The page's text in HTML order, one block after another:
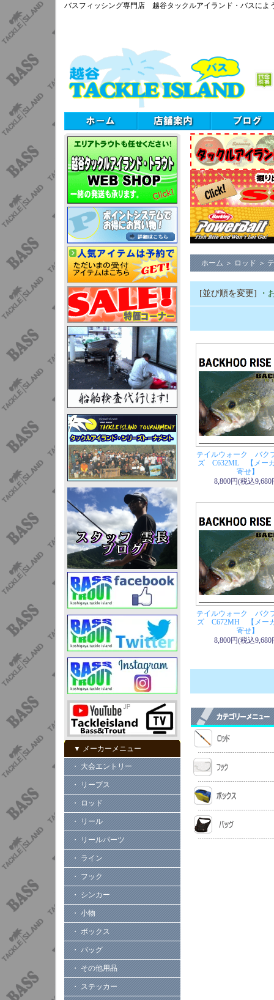
バスフィッシング専門店 越谷タックルアイランド・バスによ
▼ メーカーメニュー
・ 大会エントリー
・ リープス
・ ロッド
・ リール
・ リールパーツ
・ ライン
・ フック
・ シンカー
・ 小物
・ ボックス
・ バッグ
・ その他用品
・ ステッカー
ホーム ＞ ロッド ＞
[並び順を変更] ・
テイルウォーク バク
ズ C632ML 【メー
寄せ】
8,800円(税込9,680
テイルウォーク バク
ズ C672MH 【メー
寄せ】
8,800円(税込9,680